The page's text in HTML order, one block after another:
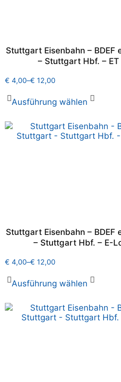
Stuttgart Eisenbahn – BDEF
– Stuttgart Hbf. –
€ 4,00–€ 12,00
Ausführung wählen
Stuttgart Eisenbahn – BDEF
– Stuttgart Hbf. – E-
€ 4,00–€ 12,00
Ausführung wählen